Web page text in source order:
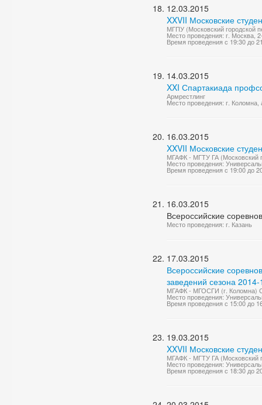
12.03.2015
XXVII Московские
МГПУ (Московский городской
Место проведения: г. Москва,
Время проведения с 19:30 до
14.03.2015
XXI Спартакиада
Армрестлинг
Место проведения: г.
16.03.2015
XXVII Московские
МГАФК - МГТУ ГА (Московский
Место проведения:
Время проведения с 19:00 до
16.03.2015
Всероссийские
Место проведения: г. Казань
17.03.2015
Всероссийские
заведений сезона
МГАФК - МГОСГИ (г. Коломна)
Место проведения:
Время проведения с 15:00 до
19.03.2015
XXVII Московские
МГАФК - МГТУ ГА (Московский
Место проведения:
Время проведения с 18:30 до